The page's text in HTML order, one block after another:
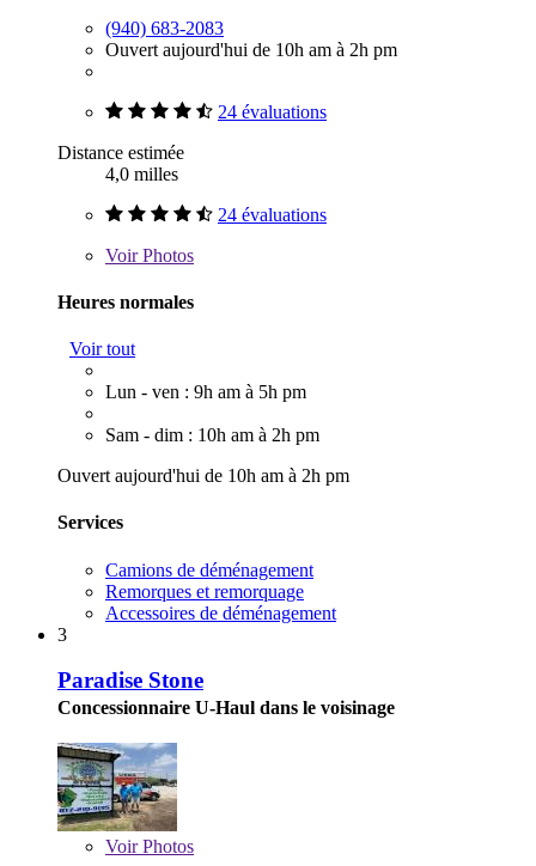
(940) 683-2083
Ouvert aujourd'hui de 10h am à 2h pm
24 évaluations
Distance estimée
4,0 milles
24 évaluations
VoirPhotos
Heures normales
Voir tout
Lun - ven : 9h am à 5h pm
Sam - dim : 10h am à 2h pm
Ouvert aujourd'hui de 10h am à 2h pm
Services
Camions de déménagement
Remorques et remorquage
Accessoires de déménagement
3
Paradise Stone
Concessionnaire U-Haul dans le voisinage
VoirPhotos